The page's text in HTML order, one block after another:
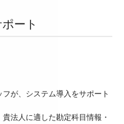
ート
が、システム導入をサポート
法人に適した勘定科目情報・